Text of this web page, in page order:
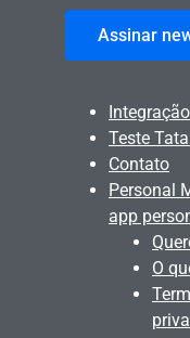
Assinar
Teste
Contato
Personal
app
O